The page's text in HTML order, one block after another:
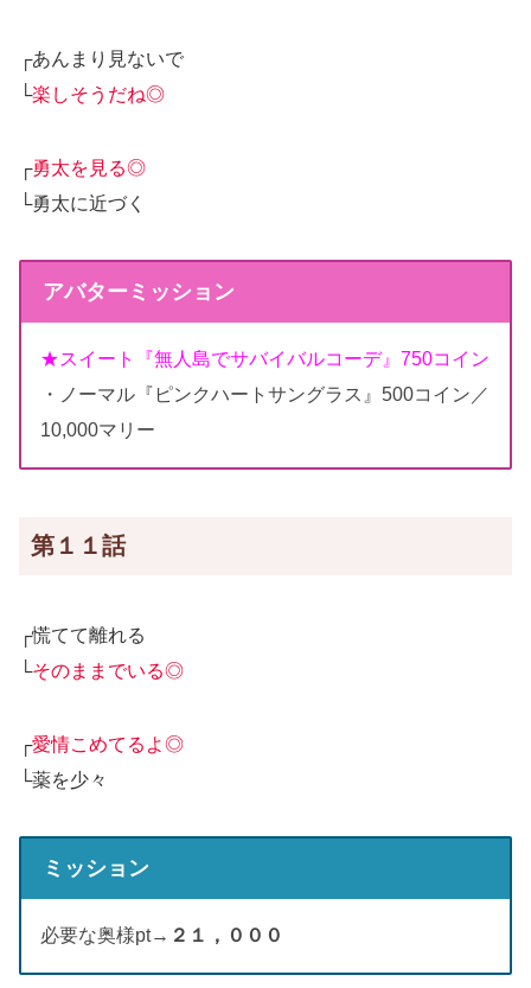
┌あんまり見ないで
└楽しそうだね◎
┌勇太を見る◎
└勇太に近づく
アバターミッション
★スイート『無人島でサバイバルコーデ』750コイン
・ノーマル『ピンクハートサングラス』500コイン／
10,000マリー
第１１話
┌慌てて離れる
└そのままでいる◎
┌愛情こめてるよ◎
└薬を少々
ミッション
必要な奥様pt→ ２１，０００